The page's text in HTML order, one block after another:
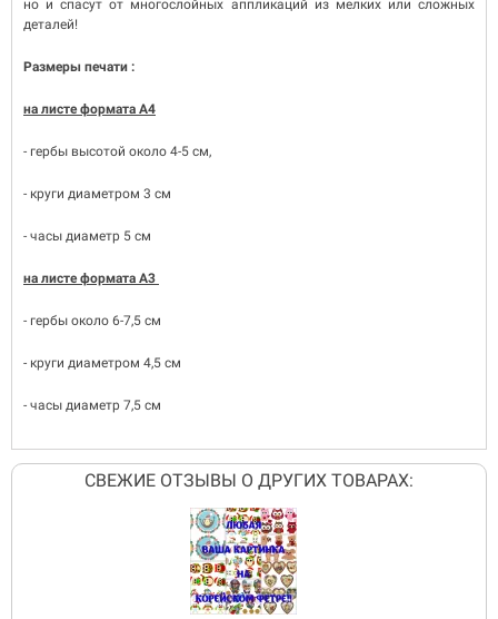
но и спасут от многослойных аппликаций из мелких или сложных
деталей!
Размеры печати :
на листе формата А4
- гербы высотой около 4-5 см,
- круги диаметром 3 см
- часы диаметр 5 см
на листе формата А3
- гербы около 6-7,5 см
- круги диаметром 4,5 см
- часы диаметр 7,5 см
СВЕЖИЕ ОТЗЫВЫ О ДРУГИХ ТОВАРАХ: